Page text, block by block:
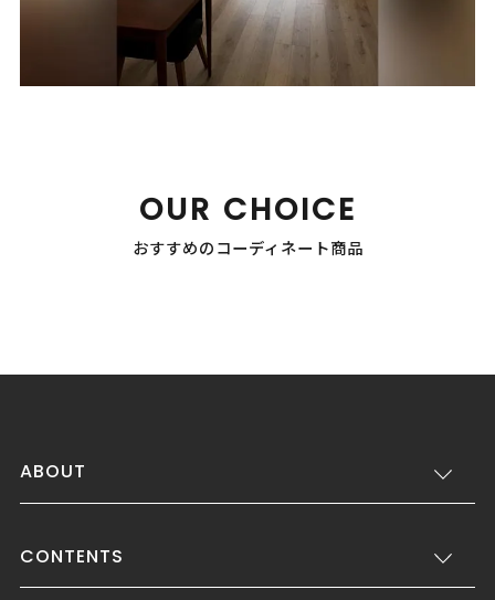
OUR CHOICE
おすすめのコーディネート商品
ABOUT
CONTENTS